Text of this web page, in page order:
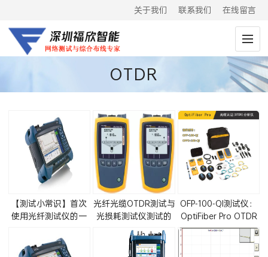
关于我们 联系我们 在线留言
OTDR
【测试小常识】首次
使用光纤测试仪的一
光纤光缆OTDR测试与
光损耗测试仪测试的
区别
OFP-100-QI测试仪：
OptiFiber Pro OTDR
单模加多模光纤测试